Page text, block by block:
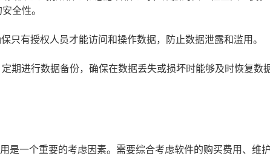
全性。
只有授权人员才能访问和操作数据，防止数据泄露和滥用。
期进行数据备份，确保在数据丢失或损坏时能够及时恢复数
是一个重要的考虑因素。需要综合考虑软件的购买费用、维